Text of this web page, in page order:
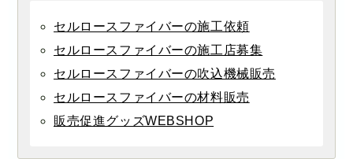
セルロースファイバーの施工依頼
セルロースファイバーの施工店募集
セルロースファイバーの吹込機械販売
セルロースファイバーの材料販売
販売促進グッズWEBSHOP